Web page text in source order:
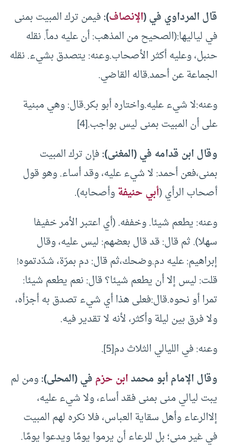
قال المرداوي في (الإنصاف):فيمن ترك المبيت بمنى
في لياليها:(الصحيح من المذهب: أن عليه دماً. نقله
حنبل، وعليه أكثر الأصحاب.وعنه: يتصدق بشيء. نقله
الجماعة عن أحمد.قاله القاضي.
وعنه:لا شيء عليه.واختاره أبو بكر.قال: وهي مبنية
على أن المبيت بمنى ليس بواجب.[4]
وقال ابن قدامه في (المغنى):فإن ترك المبيت
بمنى،فعن أحمد: لا شيء عليه، وقد أساء. وهو قول
أصحاب الرأي (أبي حنيفةوأصحابه).
وعنه: يطعم شيئا. وخففه. (أي اعتبر الأمر خفيفا
سهلا). ثم قال: قد قال بعضهم: ليس عليه، وقال
إبراهيم: عليه دم.وضحك،ثم قال: دم بمرّة، شدّدتموه!
قلت: ليس إلا أن يطعم شيئا؟ قال: نعم يطعم شيئا:
تمرا أو نحوه.قال:فعلى هذا أي شيء تصدق به أجزأه،
ولا فرق بين ليلة وأكثر، لأنه لا تقدير فيه.
وعنه: في الليالي الثلاث دم[5].
وقال الإمام أبو محمدابن حزمفي (المحلى):ومن لم
يبت ليالي منى بمنى فقد أساء، ولا شيء عليه،
إلاالرعاء وأهل سقاية العباس، فلا نكره لهم المبيت
في غير منى؛ بل للرعاء أن يرموا يومًا ويدعوا يومًا.